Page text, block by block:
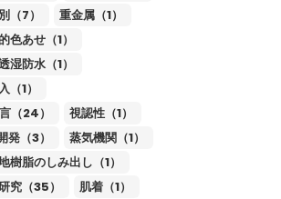
（7）
重金属（1）
色あせ（1）
湿防水（1）
（1）
（24）
視認性（1）
発（3）
蒸気機関（1）
樹脂のしみ出し（1）
究（35）
肌着（1）